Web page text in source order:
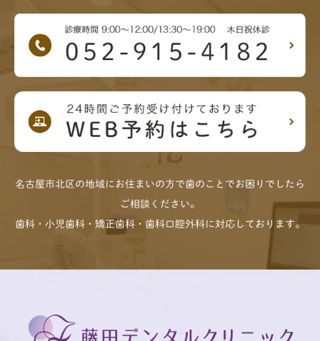
名古屋市北区の地域にお住まいの方で歯のことでお困りでしたら
ご相談ください。
歯科・小児歯科・矯正歯科・歯科口腔外科に対応しております。